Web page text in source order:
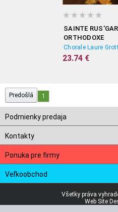
SAINTE
ORTHODOXE
Chorale Laure
23.74 €
Predošlá 1
Podmienky predaja
Kontakty
Ponuka pre firmy
Veľkoobchod
Všetky práva
Web Site